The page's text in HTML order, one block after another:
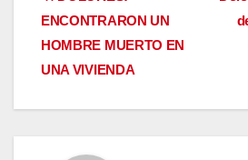
de
entradas
ENCONTRARON UN
HOMBRE MUERTO EN
UNA VIVIENDA